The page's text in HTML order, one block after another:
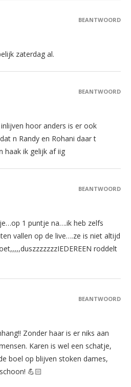
zaterdag al.
BEANTWOORD
hoor anders is er ook
n Randy en Rohani daar t
haak ik gelijk af iig
BEANTWOORD
1 puntje na….ik heb zelfs
vallen op de live….ze is niet altijd
roddelt
BEANTWOORD
Zonder haar is er niks aan
Karen is wel een schatje,
boel op blijven stoken dames,
💪🏻
BEANTWOORD